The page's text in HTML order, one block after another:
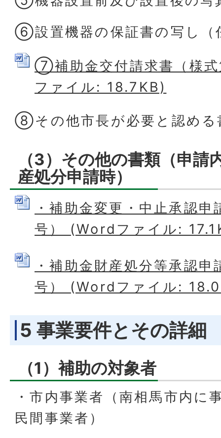
⑥設置機器の保証書の写し（
⑦補助金交付請求書（様
ファイル: 18.7KB)
⑧その他市長が必要と認める
（3）その他の書類（申請
産処分申請時）
・補助金変更・中止承認
号） (Wordファイル:
・補助金財産処分等承認
号） (Wordファイル:
5 事業要件とその詳細
（1）補助の対象者
・市内事業者（南相馬市内に
民間事業者）